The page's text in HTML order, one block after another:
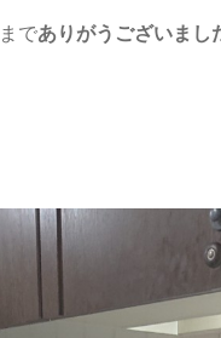
でありがうございまし